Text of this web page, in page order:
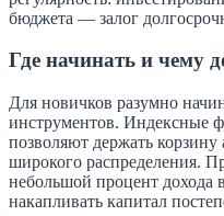
бюджета — залог
Где начинать и чему
Для новичков разумно
инструментов. Индексные
позволяют держать корзину
широкого распределения.
небольшой процент дохода
накапливать капитал